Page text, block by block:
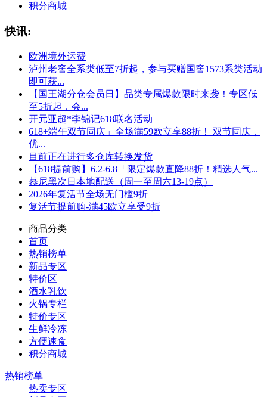
积分商城
快讯:
欧洲境外运费
泸州老窖全系类低至7折起，参与买赠国窖1573系类活动
即可获...
【国王湖分仓会员日】品类专属爆款限时来袭！专区低
至5折起，会...
开元亚超*李锦记618联名活动
618+端午双节同庆」全场满59欧立享88折！ 双节同庆，
优...
目前正在进行多仓库转换发货
【618提前购】6.2-6.8「限定爆款直降88折！精选人气...
慕尼黑次日本地配送（周一至周六13-19点）
2026年复活节全场无门槛9折
复活节提前购-满45欧立享受9折
商品分类
首页
热销榜单
新品专区
特价区
酒水乳饮
火锅专栏
特价专区
生鲜冷冻
方便速食
积分商城
热销榜单
热卖专区